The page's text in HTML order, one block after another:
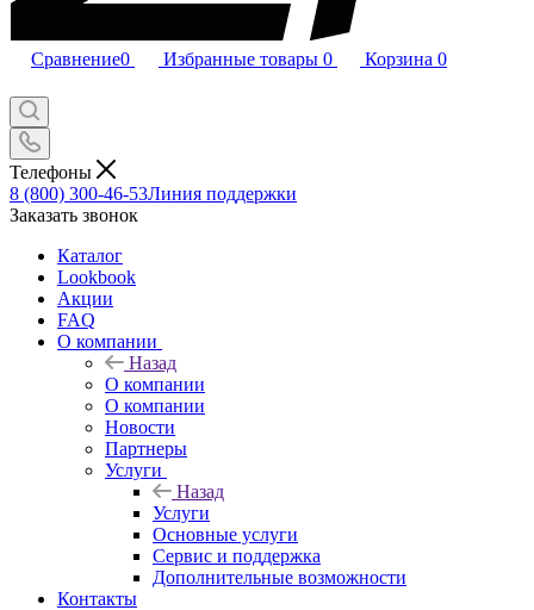
Сравнение0 Избранные товары 0 Корзина 0
Телефоны
8 (800) 300-46-53Линия поддержки
Заказать звонок
Каталог
Lookbook
Акции
FAQ
О компании
Назад
О компании
О компании
Новости
Партнеры
Услуги
Назад
Услуги
Основные услуги
Сервис и поддержка
Дополнительные возможности
Контакты